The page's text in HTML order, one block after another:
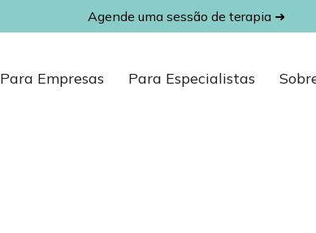
Agende uma sessão de terapia ➜
Para Empresas Para Especialistas